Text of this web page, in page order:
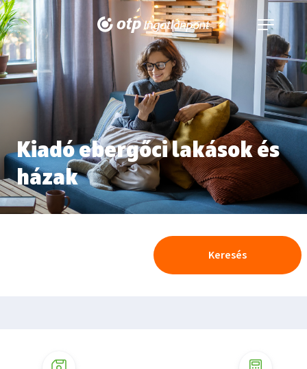
Navigáció
kinyitása
Kiadó ebergőci lakások és
házak
Keresés